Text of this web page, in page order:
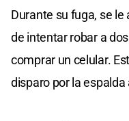
Durante su fuga, se le
de intentar robar a
comprar un celular.
disparo por la